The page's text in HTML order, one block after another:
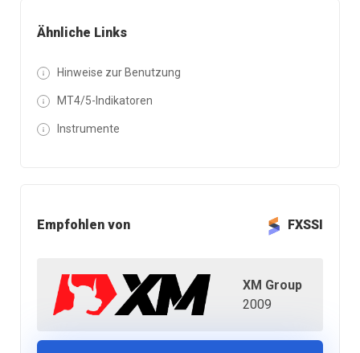
Ähnliche Links
Hinweise zur Benutzung
MT4/5-Indikatoren
Instrumente
Empfohlen von FXSSI
XM Group
2009